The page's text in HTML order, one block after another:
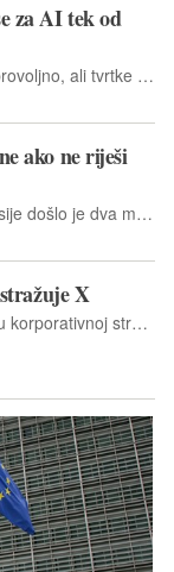
za AI tek od
Prihvaćanje kodeksa je dobrovoljno, ali tvrtke koje to odbiju učiniti neće imati koristi od pravne sigurnosti koju se pruža potpisniku.
ako ne riješi
Upozorenje Europske komisije došlo je dva mjeseca nakon što je Meti izrekla kaznu od 200 milijuna eura zbog kršenja Zakona o digitalnim tržištima.
X
"Pomno pratimo promjene u korporativnoj strukturi X-a, kao što bismo pratili promjene na bilo kojoj drugoj određenoj platformi", rekao je glasnogovornik Europske komisije.